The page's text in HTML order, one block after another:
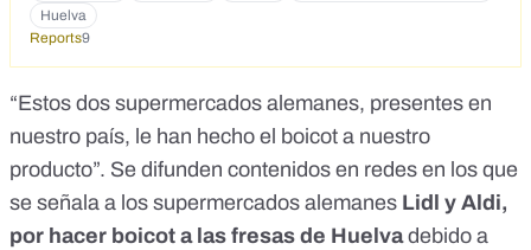
Huelva
Reports9
“Estos dos supermercados alemanes, presentes en
nuestro país, le han hecho el boicot a nuestro
producto”. Se difunden contenidos en redes en los que
se señala a los supermercados alemanes Lidl y Aldi,
por hacer boicot a las fresas de Huelvadebido a